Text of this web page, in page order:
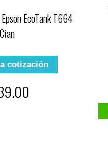
EcoTank T664
Cian
cotización